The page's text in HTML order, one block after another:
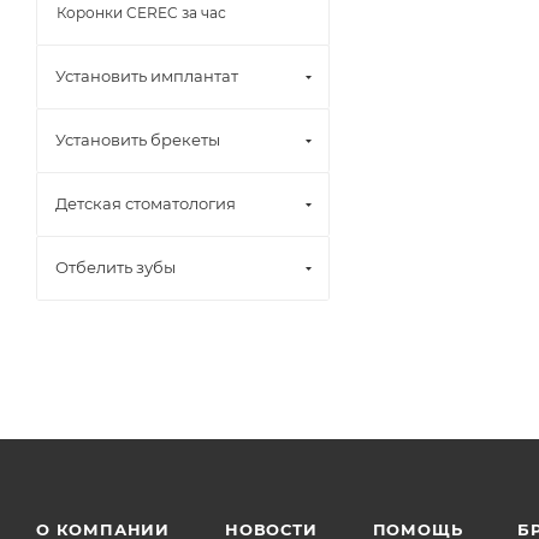
Коронки CEREC за час
Установить имплантат
Установить брекеты
Детская стоматология
Отбелить зубы
О КОМПАНИИ НОВОСТИ ПОМОЩЬ